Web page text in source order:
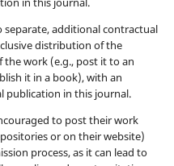
additional contractual
distribution of the
work (e.g., post it to an
it in a book), with an
publication in this journal.
to post their work
or on their website)
process, as it can lead to